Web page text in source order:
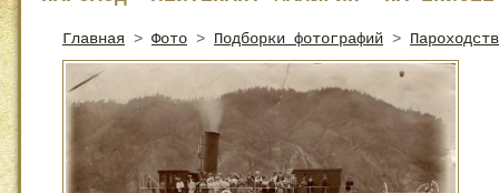
Главная > Фото > Подборки фотографий >